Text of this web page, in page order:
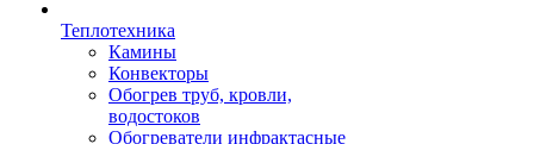
Теплотехника
Камины
Конвекторы
Обогрев труб, кровли,
водостоков
Обогреватели инфрактасные